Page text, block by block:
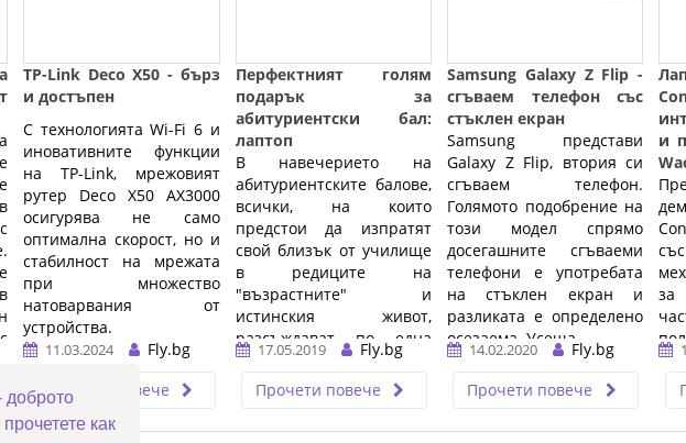
доброто
как
TP-Link Deco X50 - бърз
и достъпен
С технологията Wi-Fi 6 и
иновативните функции
на TP-Link, мрежовият
рутер Deco X50 AX3000
осигурява не само
оптимална скорост, но и
стабилност на мрежата
при множество
натоварвания от
устройства.
… 11.03.2024
Fly.bg
Прочети повече
Перфектният голям
подарък за
абитуриентски бал:
лаптоп
В навечерието на
абитуриентските балове,
всички, на които
предстои да изпратят
свой близък от училище
в редиците на
"възрастните" и
истинския живот,
разсъждават по една
тема: какво да подаря ...
17.05.2019
Fly.bg
Прочети повече
Samsung Galaxy Z Flip -
сгъваем телефон със
стъклен екран
Samsung представи
Galaxy Z Flip, втория си
сгъваем телефон.
Голямото подобрение на
този модел спрямо
досегашните сгъваеми
телефони е употребата
на стъклен екран и
разликата е определено
осезаема. Усеща ...…
14.02.2020
Fly.bg
Прочети повече
и
за
на